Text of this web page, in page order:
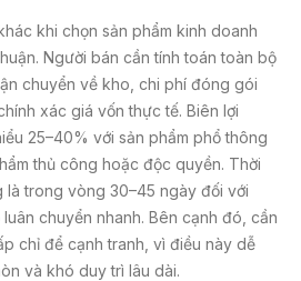
khi chọn sản phẩm kinh doanh
Người bán cần tính toán toàn bộ
chuyển về kho, chi phí đóng gói
xác giá vốn thực tế. Biên lợi
25–40% với sản phẩm phổ thông
thủ công hoặc độc quyền. Thời
là trong vòng 30–45 ngày đối với
chuyển nhanh. Bên cạnh đó, cần
chỉ để cạnh tranh, vì điều này dễ
và khó duy trì lâu dài.